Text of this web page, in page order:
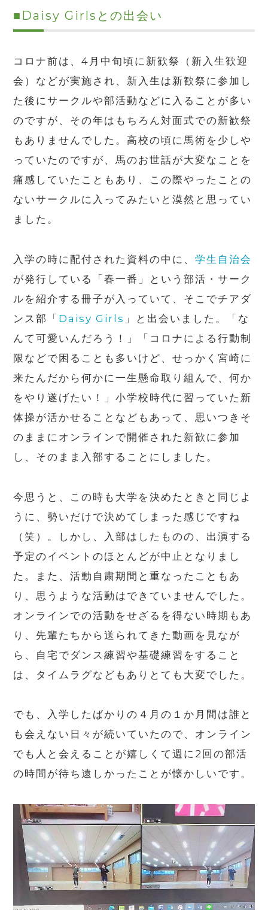
■ Daisy Girls との出会い
コロナ前は、4 月中旬頃に新歓祭（新入生歓迎
会）などが実施され、新入生は新歓祭に参加し
た後にサークルや部活動などに入ることが多い
のですが、その年はもちろん対面式での新歓祭
もありませんでした。高校の頃に馬術を少しや
っていたのですが、馬のお世話が大変なことを
痛感していたこともあり、この際やったことの
ないサークルに入ってみたいと漠然と思ってい
ました。
入学の時に配付された資料の中に、学生自治会
が発行している「春一番」という部活・サーク
ルを紹介する冊子が入っていて、そこでチアダ
ンス部「 Daisy Girls 」と出会いました。「な
んて可愛いんだろう！」「コロナによる行動制
限などで困ることも多いけど、せっかく宮崎に
来たんだから何かに一生懸命取り組んで、何か
をやり遂げたい！」小学校時代に習っていた新
体操が活かせることなどもあって、思いつきそ
のままにオンラインで開催された新歓に参加
し、そのまま入部することにしました。
今思うと、この時も大学を決めたときと同じよ
うに、勢いだけで決めてしまった感じですね
（笑）。しかし、入部はしたものの、出演する
予定のイベントのほとんどが中止となりまし
た。また、活動自粛期間と重なったこともあ
り、思うような活動はできていませんでした。
オンラインでの活動をせざるを得ない時期もあ
り、先輩たちから送られてきた動画を見なが
ら、自宅でダンス練習や基礎練習をすること
は、タイムラグなどもありとても大変でした。
でも、入学したばかりの４月の１か月間は誰と
も会えない日々が続いていたので、オンライン
でも人と会えることが嬉しくて週に 2 回の部活
の時間が待ち遠しかったことが懐かしいです。